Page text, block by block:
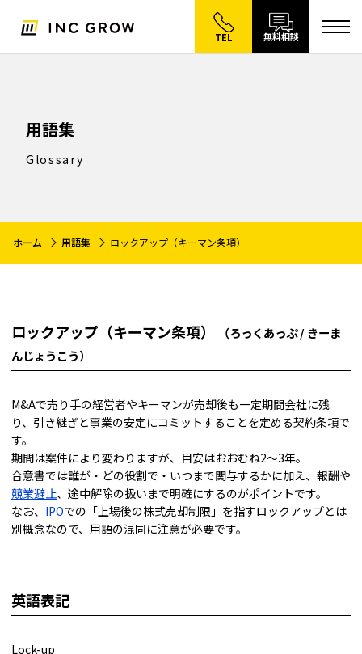
TEL 無料相談
用語集
Glossary
ホーム 用語集 ロックアップ（キーマン条項）
ロックアップ（キーマン条項）
（ろっくあっぷ / きーま
んじょうこう）
M&Aで売り手の経営者やキーマンが売却後も一定期間会社に残
り、引き継ぎと事業の安定にコミットすることを定める契約条項で
す。
期間は案件により変わりますが、目安はおおむね2～3年。
合意書では誰が・どの役割で・いつまで関与するかに加え、報酬や
競業避止、途中解除の扱いまで明確にするのがポイントです。
なお、 IPOでの「上場後の株式売却制限」を指すロックアップとは
別概念なので、用語の混同に注意が必要です。
英語表記
Lock-up